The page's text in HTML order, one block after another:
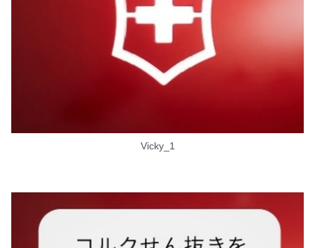
Vicky_1